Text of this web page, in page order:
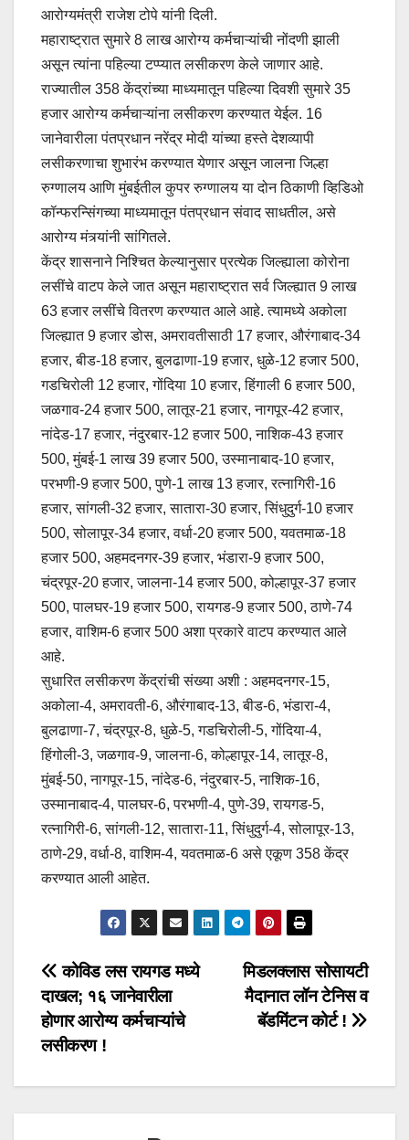
आरोग्यमंत्री राजेश टोपे यांनी दिली.
महाराष्ट्रात सुमारे 8 लाख आरोग्य कर्मचाऱ्यांची नोंदणी झाली
असून त्यांना पहिल्या टप्प्यात लसीकरण केले जाणार आहे.
राज्यातील 358 केंद्रांच्या माध्यमातून पहिल्या दिवशी सुमारे 35
हजार आरोग्य कर्मचाऱ्यांना लसीकरण करण्यात येईल. 16
जानेवारीला पंतप्रधान नरेंद्र मोदी यांच्या हस्ते देशव्यापी
लसीकरणाचा शुभारंभ करण्यात येणार असून जालना जिल्हा
रुग्णालय आणि मुंबईतील कुपर रुग्णालय या दोन ठिकाणी व्हिडिओ
कॉन्फरन्सिंगच्या माध्यमातून पंतप्रधान संवाद साधतील, असे
आरोग्य मंत्र्यांनी सांगितले.
केंद्र शासनाने निश्चित केल्यानुसार प्रत्येक जिल्ह्याला कोरोना
लसींचे वाटप केले जात असून महाराष्ट्रात सर्व जिल्ह्यात 9 लाख
63 हजार लसींचे वितरण करण्यात आले आहे. त्यामध्ये अकोला
जिल्ह्यात 9 हजार डोस, अमरावतीसाठी 17 हजार, औरंगाबाद-34
हजार, बीड-18 हजार, बुलढाणा-19 हजार, धुळे-12 हजार 500,
गडचिरोली 12 हजार, गोंदिया 10 हजार, हिंगाली 6 हजार 500,
जळगाव-24 हजार 500, लातूर-21 हजार, नागपूर-42 हजार,
नांदेड-17 हजार, नंदुरबार-12 हजार 500, नाशिक-43 हजार
500, मुंबई-1 लाख 39 हजार 500, उस्मानाबाद-10 हजार,
परभणी-9 हजार 500, पुणे-1 लाख 13 हजार, रत्नागिरी-16
हजार, सांगली-32 हजार, सातारा-30 हजार, सिंधुदुर्ग-10 हजार
500, सोलापूर-34 हजार, वर्धा-20 हजार 500, यवतमाळ-18
हजार 500, अहमदनगर-39 हजार, भंडारा-9 हजार 500,
चंद्रपूर-20 हजार, जालना-14 हजार 500, कोल्हापूर-37 हजार
500, पालघर-19 हजार 500, रायगड-9 हजार 500, ठाणे-74
हजार, वाशिम-6 हजार 500 अशा प्रकारे वाटप करण्यात आले
आहे.
सुधारित लसीकरण केंद्रांची संख्या अशी : अहमदनगर-15,
अकोला-4, अमरावती-6, औरंगाबाद-13, बीड-6, भंडारा-4,
बुलढाणा-7, चंद्रपूर-8, धुळे-5, गडचिरोली-5, गोंदिया-4,
हिंगोली-3, जळगाव-9, जालना-6, कोल्हापूर-14, लातूर-8,
मुंबई-50, नागपूर-15, नांदेड-6, नंदुरबार-5, नाशिक-16,
उस्मानाबाद-4, पालघर-6, परभणी-4, पुणे-39, रायगड-5,
रत्नागिरी-6, सांगली-12, सातारा-11, सिंधुदुर्ग-4, सोलापूर-13,
ठाणे-29, वर्धा-8, वाशिम-4, यवतमाळ-6 असे एकूण 358 केंद्र
करण्यात आली आहेत.
Post
navigation
मिडलक्लास सोसायटी
मैदानात लॉन टेनिस व
बॅडमिंटन कोर्ट !
कोविड लस रायगड मध्ये
दाखल; १६ जानेवारीला
होणार आरोग्य कर्मचाऱ्यांचे
लसीकरण !